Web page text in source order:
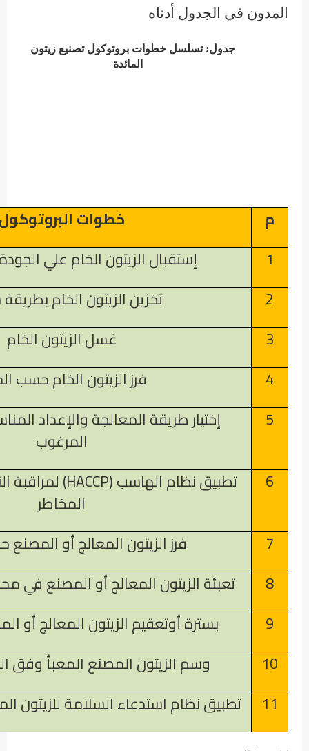
المدون في الجدول أدناه
جدول: تسلسل خطوات بروتوكول تصنيع زيتون
المائدة
م
خطوات
1
إستقبال الزيتون الخام علي
2
تخزين الزيتون الخام
3
غسل الزيتون الخام
4
فرز الزيتون الخام حسب
5
إختيار طريقة المعالجة والإعداد
المرغوب
6
تطبيق نظام الهاسب (HACCP) لمراقبة
المخاطر
7
فرز الزيتون المعالج أو
8
تعبئة الزيتون المعالج أو المصنع في
9
بسترة أوتعقيم الزيتون المعالج أو
10
وسم الزيتون المصنع المعبأ وفق
11
تطبيق نظام استدعاء السلامة للزيتون